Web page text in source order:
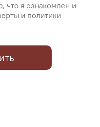
что я ознакомлен и
и политики